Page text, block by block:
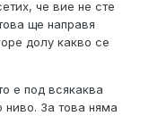
че вие не сте
ще направя
долу какво се
е под всякаква
ниво. За това няма